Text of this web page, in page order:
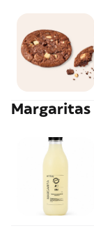
Margaritas